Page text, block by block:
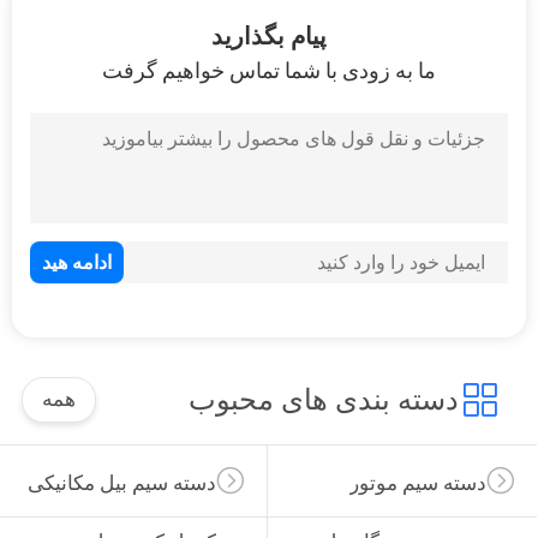
جعبه رله فیوز
14
پیام بگذارید
ما به زودی با شما تماس خواهیم گرفت
دسته بندی های محبوب همه
دسته سیم بیل مکانیکی دسته سیم موتور